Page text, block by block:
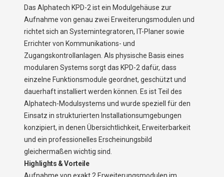
Das Alphatech KPD-2 ist ein Modulgehäuse zur
Aufnahme von genau zwei Erweiterungsmodulen und
richtet sich an Systemintegratoren, IT-Planer sowie
Errichter von Kommunikations- und
Zugangskontrollanlagen. Als physische Basis eines
modularen Systems sorgt das KPD-2 dafür, dass
einzelne Funktionsmodule geordnet, geschützt und
dauerhaft installiert werden können. Es ist Teil des
Alphatech-Modulsystems und wurde speziell für den
Einsatz in strukturierten Installationsumgebungen
konzipiert, in denen Übersichtlichkeit, Erweiterbarkeit
und ein professionelles Erscheinungsbild
gleichermaßen wichtig sind.
Highlights & Vorteile